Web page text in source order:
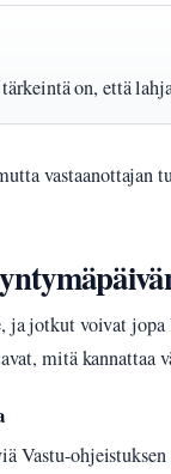
on, että
vastaanottajan
jotkut voivat jopa
mitä kannattaa
Vastu-